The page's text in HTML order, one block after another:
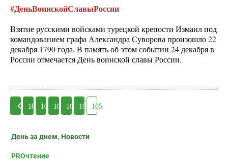
#ДеньВоинскойСлавыРоссии
Взятие русскими войсками турецкой крепости Измаил под
командованием графа Александра Суворова произошло 22
декабря 1790 года. В память об этом событии 24 декабря в
России отмечается День воинской славы России.
100 101 102 103 104 105
День за днем. Новости
PROчтение